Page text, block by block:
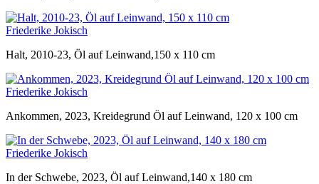
Friederike Jokisch
Halt, 2010-23, Öl auf Leinwand,150 x 110 cm
Friederike Jokisch
Ankommen, 2023, Kreidegrund Öl auf Leinwand, 120 x 100 cm
Friederike Jokisch
In der Schwebe, 2023, Öl auf Leinwand,140 x 180 cm